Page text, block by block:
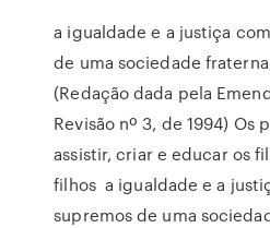
a igualdade e a justiça
de uma sociedade
(Redação dada pela
Revisão nº 3, de 1994) Os
assistir, criar e educar os
filhos a igualdade e a
supremos de uma